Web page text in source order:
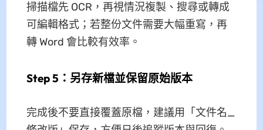
掃描檔先 OCR，再視情況複製、搜尋或轉成
可編輯格式；若整份文件需要大幅重寫，再
轉 Word 會比較有效率。
Step 5：另存新檔並保留原始版本
完成後不要直接覆蓋原檔，建議用「文件名_